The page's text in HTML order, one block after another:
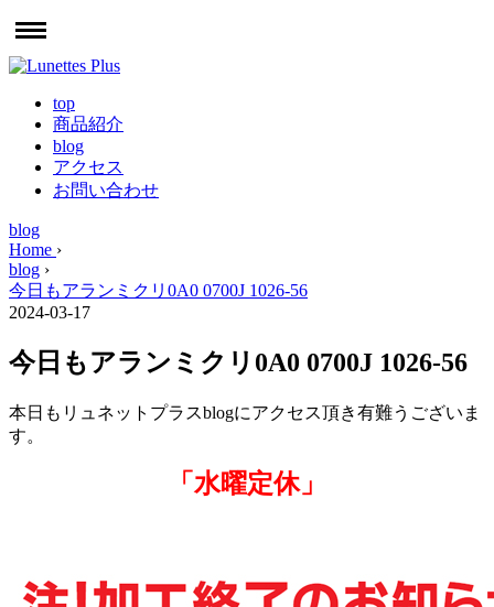
top
商品紹介
blog
アクセス
お問い合わせ
blog
Home ›
blog ›
今日もアランミクリ0A0 0700J 1026-56
2024-03-17
今日もアランミクリ0A0 0700J 1026-56
本日もリュネットプラスblogにアクセス頂き有難うございま
す。
「水曜定休」